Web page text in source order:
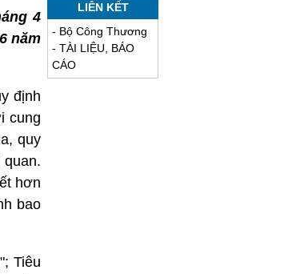
4
năm
định
cung
quy
hơn
bao
Tiêu
LIÊN KẾT
- Bộ Công Thương
- TÀI LIỆU, BÁO
CÁO